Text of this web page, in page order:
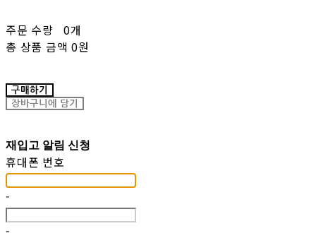
주문 수량
0개
총 상품 금액 0원
구매하기
장바구니에 담기
재입고 알림 신청
휴대폰 번호
-
-